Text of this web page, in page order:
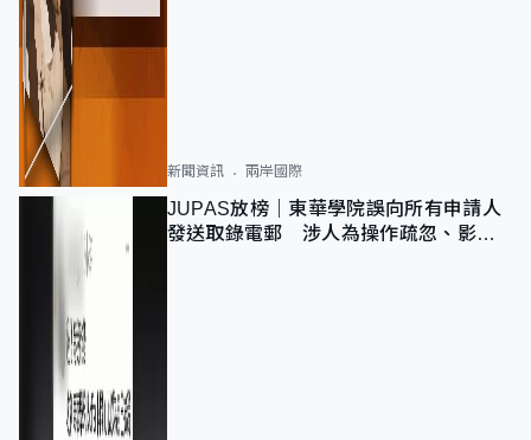
新聞資訊 兩岸國際
JUPAS放榜｜東華學院誤向所有申請人
發送取錄電郵 涉人為操作疏忽、影響